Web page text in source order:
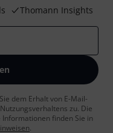
Thomann Insights
dem Erhalt von E-Mail-
zu. Die
finden Sie in
.